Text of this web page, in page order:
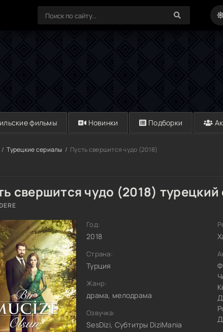
фильмы Новинки Подборки
Турецкие сериалы Пусть свершится чудо (2018)
свершится чудо (2018) турецкий
Год:
2018
Страна:
Турция
Жанр:
драма, мелодрама
Озвучка:
SesDizi, Субтитры DiziMania